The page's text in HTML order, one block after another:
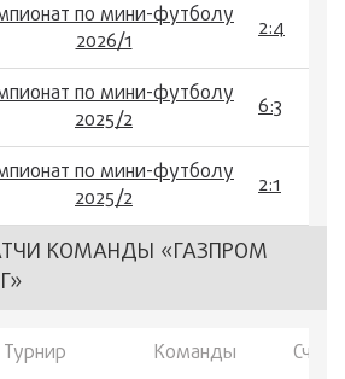
по мини-футболу
2026/1
2:4
по мини-футболу
2025/2
6:3
по мини-футболу
2025/2
2:1
КОМАНДЫ «ГАЗПРОМ
Турнир Команды Счет